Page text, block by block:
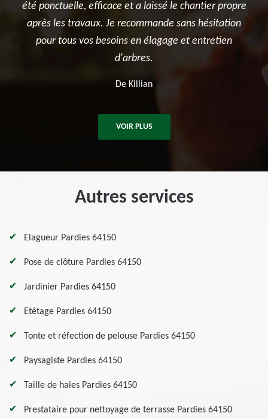
et surtout le terrassement et la création du jardin
potager. Je recommande sincèrement cette
entreprise.
VOIR PLUS
Autres services
Elagueur Pardies 64150
Pose de clôture Pardies 64150
Jardinier Pardies 64150
Etêtage Pardies 64150
Tonte et réfection de pelouse Pardies 64150
Paysagiste Pardies 64150
Taille de haies Pardies 64150
Prestataire pour nettoyage de terrasse Pardies 64150